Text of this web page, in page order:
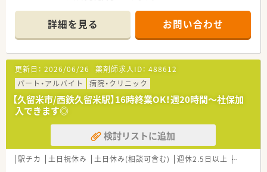
〈こんな会社です〉
■久留米エリアで6店舗の調剤薬局を展開しています。
■ドラッグストアから調剤専門店まで展開し、在宅も行っていま
す。
■グループ薬局との連携も行っており、お休みや休暇も取得しや
すい環境です。
詳細を見る お問い合わせ
更新日： 2026/06/26 薬剤師求人ID： 488612
パート・アルバイト
病院・クリニック
【久留米市/西鉄久留米駅】16時終業OK！週20時間～社保加
入できます◎
検討リストに追加
駅チカ 土日祝休み 土日休み(相談可含む) 週休2.5日以上 未経験可